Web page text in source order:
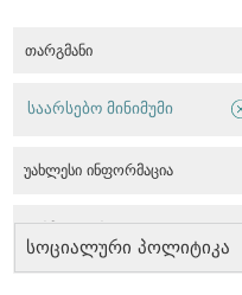
თარგმანი
სოციალური პოლიტიკა
საარსებო მინიმუმი
უახლესი ინფორმაცია